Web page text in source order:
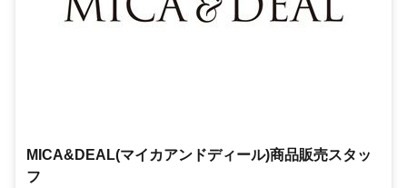
MICA&DEAL(マイカアンドディール)商品販売スタッ
フ